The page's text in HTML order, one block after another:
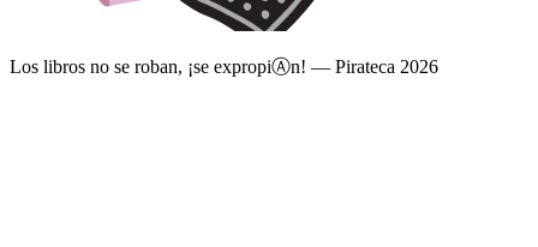
Los libros no se roban, ¡se expropiⒶn! — Pirateca 2026